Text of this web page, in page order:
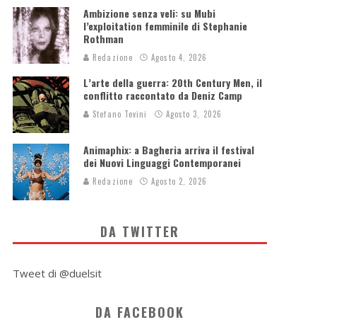
Ambizione senza veli: su Mubi
l’exploitation femminile di Stephanie
Rothman
Redazione Agosto 4, 2026
L’arte della guerra: 20th Century Men, il
conflitto raccontato da Deniz Camp
Stefano Tevini Agosto 3, 2026
Animaphix: a Bagheria arriva il festival
dei Nuovi Linguaggi Contemporanei
Redazione Agosto 2, 2026
DA TWITTER
Tweet di @duelsit
DA FACEBOOK